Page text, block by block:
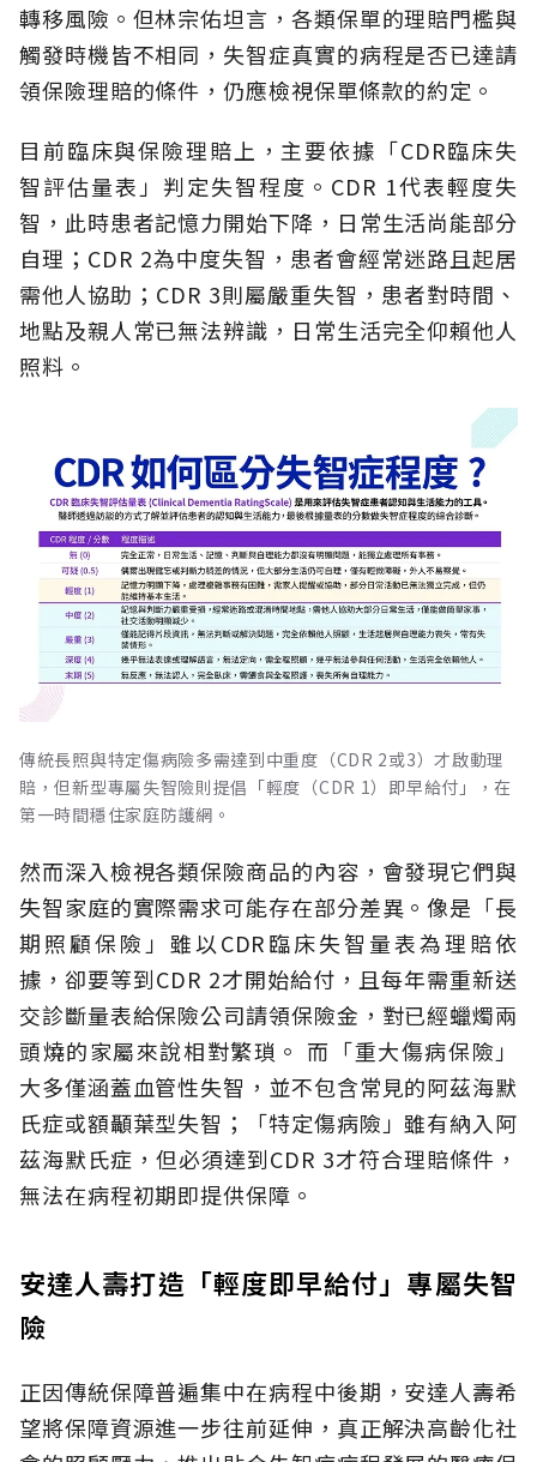
轉移風險。但林宗佑坦言，各類保單的理賠門檻與
觸發時機皆不相同，失智症真實的病程是否已達請
領保險理賠的條件，仍應檢視保單條款的約定。
目前臨床與保險理賠上，主要依據「CDR臨床失
智評估量表」判定失智程度。CDR 1代表輕度失
智，此時患者記憶力開始下降，日常生活尚能部分
自理；CDR 2為中度失智，患者會經常迷路且起居
需他人協助；CDR 3則屬嚴重失智，患者對時間、
地點及親人常已無法辨識，日常生活完全仰賴他人
照料。
傳統長照與特定傷病險多需達到中重度（CDR 2或3）才啟動理
賠，但新型專屬失智險則提倡「輕度（CDR 1）即早給付」，在
第一時間穩住家庭防護網。
然而深入檢視各類保險商品的內容，會發現它們與
失智家庭的實際需求可能存在部分差異。像是「長
期照顧保險」雖以CDR臨床失智量表為理賠依
據，卻要等到CDR 2才開始給付，且每年需重新送
交診斷量表給保險公司請領保險金，對已經蠟燭兩
頭燒的家屬來說相對繁瑣。 而「重大傷病保險」
大多僅涵蓋血管性失智，並不包含常見的阿茲海默
氏症或額顳葉型失智；「特定傷病險」雖有納入阿
茲海默氏症，但必須達到CDR 3才符合理賠條件，
無法在病程初期即提供保障。
安達人壽打造「輕度即早給付」專屬失智
險
正因傳統保障普遍集中在病程中後期，安達人壽希
望將保障資源進一步往前延伸，真正解決高齡化社